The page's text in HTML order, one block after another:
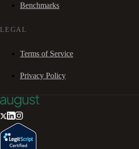
Benchmarks
LEGAL
Terms of Service
Privacy Policy